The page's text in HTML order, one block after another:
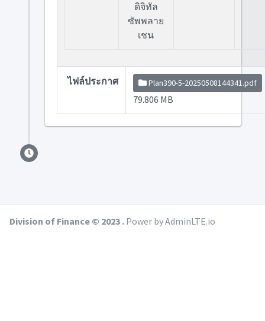
ดิจิทัล
ซัพพลาย
เชน
ไฟล์ประกาศ Plan390-5-20250508144341.pdf
79.806 MB
Division of Finance © 2023 . Power by AdminLTE.io